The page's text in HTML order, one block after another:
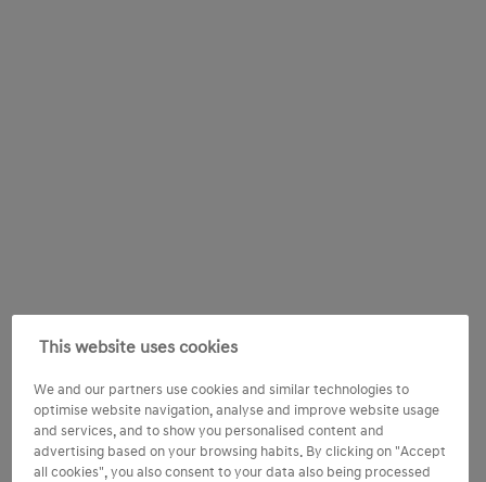
This website uses cookies
We and our partners use cookies and similar technologies to
optimise website navigation, analyse and improve website usage
and services, and to show you personalised content and
advertising based on your browsing habits. By clicking on "Accept
all cookies", you also consent to your data also being processed